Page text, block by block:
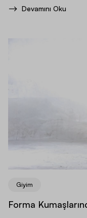
Devamını Oku
Giyim
Forma